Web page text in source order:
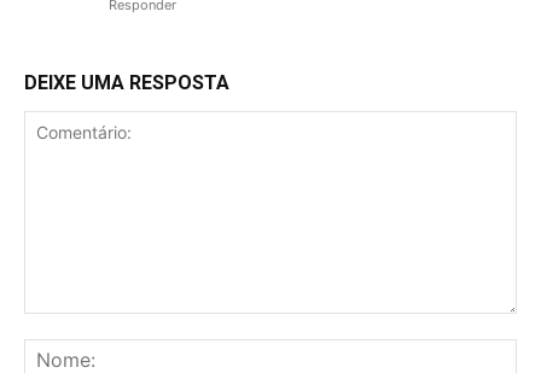
Responder
DEIXE UMA RESPOSTA